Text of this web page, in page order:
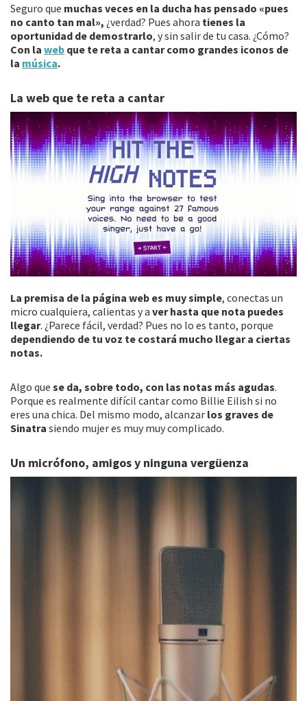
Seguro que muchas veces en la ducha has pensado «pues
no canto tan mal», ¿verdad? Pues ahora tienes la
oportunidad de demostrarlo, y sin salir de tu casa. ¿Cómo?
Con la web que te reta a cantar como grandes iconos de
la música.
La web que te reta a cantar
La premisa de la página web es muy simple, conectas un
micro cualquiera, calientas y a ver hasta que nota puedes
llegar. ¿Parece fácil, verdad? Pues no lo es tanto, porque
dependiendo de tu voz te costará mucho llegar a ciertas
notas.
Algo que se da, sobre todo, con las notas más agudas.
Porque es realmente difícil cantar como Billie Eilish si no
eres una chica. Del mismo modo, alcanzar los graves de
Sinatra siendo mujer es muy muy complicado.
Un micrófono, amigos y ninguna vergüenza